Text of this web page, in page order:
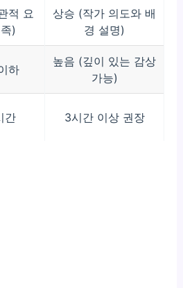
적 요
)
상승 (작가 의도와 배
경 설명)
하
높음 (깊이 있는 감상
가능)
간 3시간 이상 권장